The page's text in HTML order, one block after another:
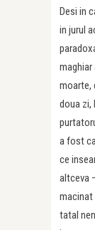
Desi in
in jurul
moarte,
doua zi,
a fost
ce
altceva
macinat
tatal